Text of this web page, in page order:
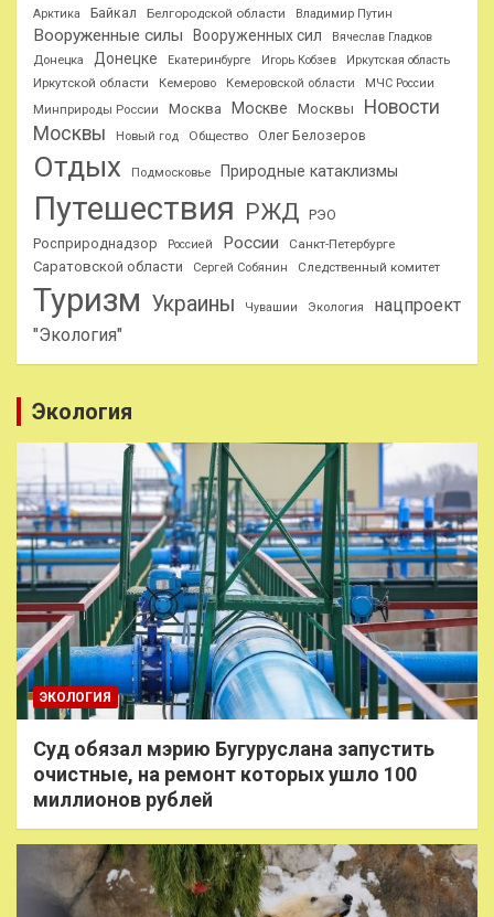
Арктика
Байкал Белгородской области Владимир Путин
Вооруженные силы Вооруженных сил
Вячеслав Гладков
Донецка
Донецке Екатеринбурге Игорь Кобзев Иркутская область
Иркутской области Кемерово Кемеровской области
МЧС России
Минприроды России
Москва Москве Москвы
Новости
Москвы
Новый год Общество Олег Белозеров
Отдых Подмосковье Природные катаклизмы
Путешествия РЖД РЭО
Росприроднадзор
Россией России Санкт-Петербурге
Саратовской области Сергей Собянин Следственный комитет
Туризм Украины Чувашии Экология
нацпроект
"Экология"
Экология
ЭКОЛОГИЯ
Суд обязал мэрию Бугуруслана запустить
очистные, на ремонт которых ушло 100
миллионов рублей